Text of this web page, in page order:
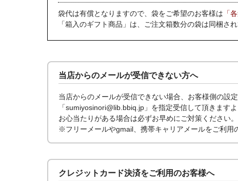
袋代は有償となりますので、袋をご希望のお客様は 「
「箱入のギフト商品」は、ご注文箱数分の袋は同梱され
当店からのメールが受信できない方へ
当店からのメールが受信できない場合、お客様側の設
「sumiyosinori@lib.bbiq.jp」を指定受信して頂きます
お心当たりがある場合は必ずお早めにご対策ください。
※フリーメールやgmail、携帯キャリアメールをご利用
クレジットカード決済をご利用のお客様へ